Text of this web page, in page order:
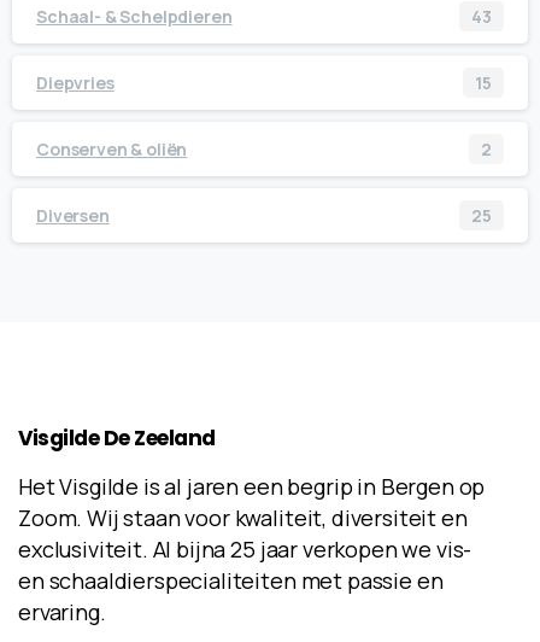
Schaal- & Schelpdieren 43
Diepvries 15
Conserven & oliën 2
Diversen 25
Visgilde DeZeeland
Het Visgilde is al jaren een begrip in Bergen op
Zoom. Wij staan voor kwaliteit, diversiteit en
exclusiviteit. Al bijna 25 jaar verkopen we vis-
en schaaldierspecialiteiten met passie en
ervaring.